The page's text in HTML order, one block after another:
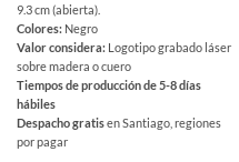
9.3 cm (abierta).
Colores: Negro
Valor considera: Logotipo grabado láser
sobre madera o cuero
Tiempos de producción de 5-8 días
hábiles
Despacho gratisen Santiago, regiones
por pagar